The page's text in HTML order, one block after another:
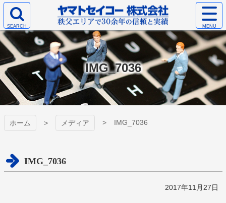
コ
テ
ン
ツ
本
文
へ
ス
IMG_7036
ホーム メディア IMG_7036
IMG_7036
2017年11月27日
ヤマトセイコー
株式会社
検
エ
リ
ア
を
開
く
サ
イ
ト
メ
ニ
ュ
ー
を
開
く